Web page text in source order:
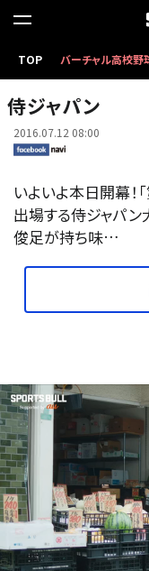
TOP バーチャル高校野
侍ジャパン
2016.07.12 08:00
いよいよ本日開幕！
出場する侍ジャパン
俊足が持ち味…